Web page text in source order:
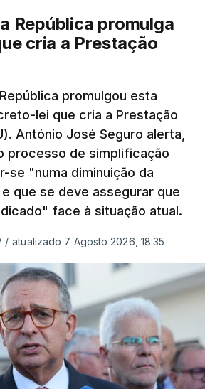
República promulga
cria a Prestação
promulgou esta
lei que cria a Prestação
António José Seguro alerta,
processo de simplificação
se "numa diminuição da
que se deve assegurar que
face à situação atual.
/ atualizado 7 Agosto 2026, 18:35